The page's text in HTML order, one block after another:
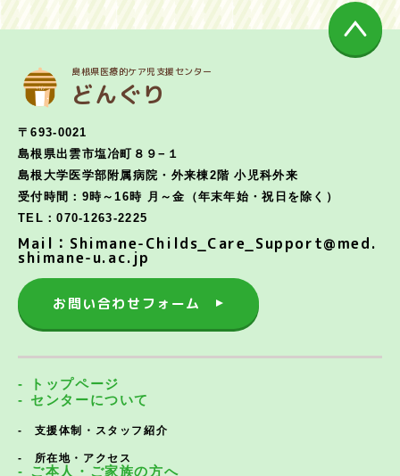
島根県医療的ケア児支援センター
どんぐり
〒693-0021
島根県出雲市塩冶町８９−１
島根大学医学部附属病院・外来棟2階 小児科外来
受付時間：9時～16時 月～金（年末年始・祝日を除く）
TEL：070-1263-2225
Mail：Shimane-Childs_Care_Support@med.
shimane-u.ac.jp
お問い合わせフォーム
トップページ
センターについて
支援体制・スタッフ紹介
所在地・アクセス
ご本人・ご家族の方へ